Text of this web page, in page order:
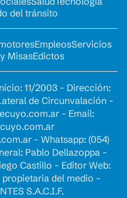
del tránsito
EmpleosServicios
MisasEdictos
11/2003 - Dirección:
de Circunvalación -
- Email:
- Whatsapp: (054)
Pablo Dellazoppa -
Castillo - Editor Web:
del medio -
S.A.C.I.F.